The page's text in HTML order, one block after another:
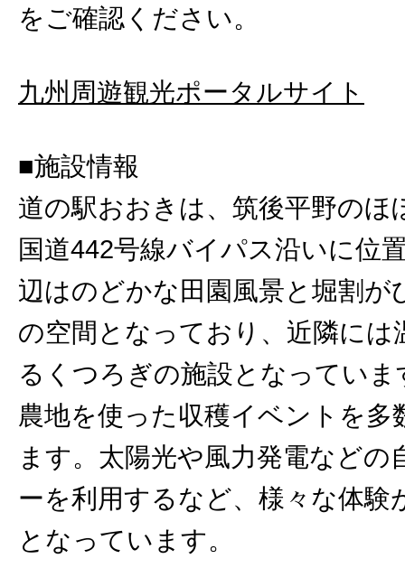
をご確認ください。
九州周遊観光ポータルサイト
■施設情報
道の駅おおきは、筑後平野のほ
国道442号線バイパス沿いに位
辺はのどかな田園風景と堀割が
の空間となっており、近隣には
るくつろぎの施設となっていま
農地を使った収穫イベントを多
ます。太陽光や風力発電などの
ーを利用するなど、様々な体験
となっています。